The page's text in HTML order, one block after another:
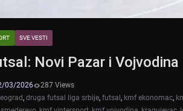
SVE VESTI
Novi Pazar i
03/2026
287 Views
, druga futsal liga srbije, futsal , kmf ekonomac,